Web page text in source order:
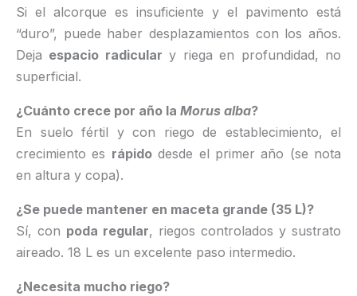
Si el alcorque es insuficiente y el pavimento está
“duro”, puede haber desplazamientos con los años.
Deja espacio radicular y riega en profundidad, no
superficial.
¿Cuánto crece por año la Morus alba?
En suelo fértil y con riego de establecimiento, el
crecimiento es rápidodesde el primer año (se nota
en altura y copa).
¿Se puede mantener en maceta grande (35 L)?
Sí, con poda regular, riegos controlados y sustrato
aireado. 18 L es un excelente paso intermedio.
¿Necesita mucho riego?